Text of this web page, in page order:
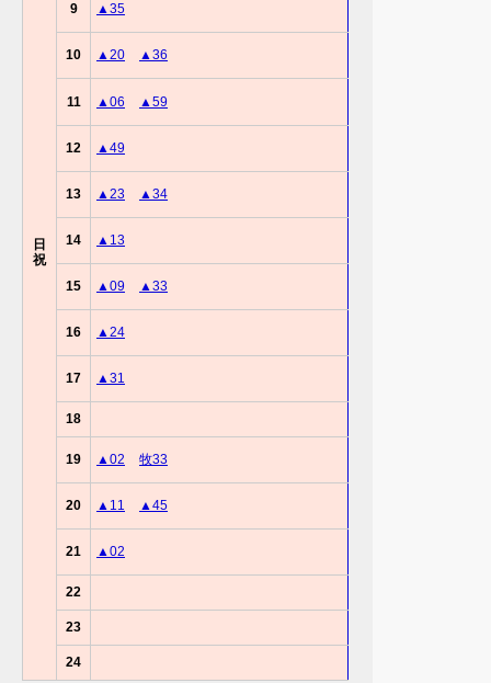
日
祝
9 ▲35
10 ▲20 ▲36
11 ▲06 ▲59
12 ▲49
13 ▲23 ▲34
14 ▲13
15 ▲09 ▲33
16 ▲24
17 ▲31
18
19 ▲02 牧33
20 ▲11 ▲45
21 ▲02
22
23
24